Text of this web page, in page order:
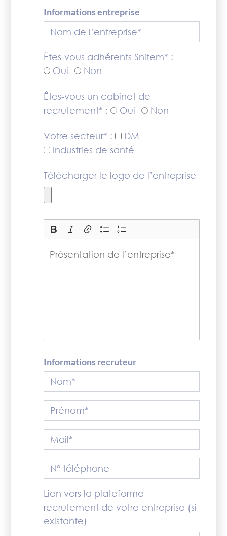
Informations entreprise
Nom de l’entreprise*
Êtes-vous adhérents Snitem* :
Oui
Non
Êtes-vous un cabinet de
recrutement* :
Oui Non
Votre secteur* :
DM
Industries de santé
Télécharger le logo de l’entreprise
Présentation de l’entreprise*
Informations recruteur
Nom*
Prénom*
Mail*
N° téléphone
Lien vers la plateforme
recrutement de votre entreprise (si
existante)